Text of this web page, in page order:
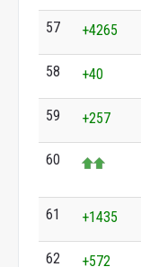
57 +4265
58 +40
59 +257
60
61 +1435
62 +572